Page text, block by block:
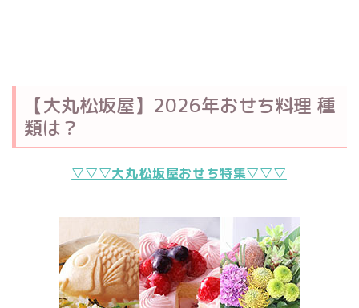
【大丸松坂屋】2026年おせち料理 種
類は？
▽▽▽大丸松坂屋おせち特集▽▽▽